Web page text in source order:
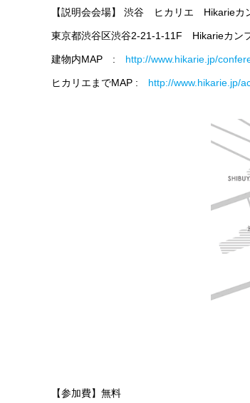
【説明会会場】 渋谷 ヒカリエ Hikarieカ
東京都渋谷区渋谷2-21-1-11F Hikarieカン
建物内MAP : http://www.hikarie.jp/
ヒカリエまでMAP : http://www.hikarie.jp/
【参加費】無料